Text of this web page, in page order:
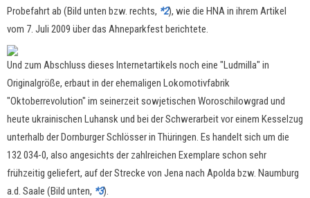
Probefahrt ab (Bild unten bzw. rechts, *2), wie die HNA in ihrem Artikel
vom 7. Juli 2009 über das Ahneparkfest berichtete.
Und zum Abschluss dieses Internetartikels noch eine "Ludmilla" in
Originalgröße, erbaut in der ehemaligen Lokomotivfabrik
"Oktoberrevolution" im seinerzeit sowjetischen Woroschilowgrad und
heute ukrainischen Luhansk und bei der Schwerarbeit vor einem Kesselzug
unterhalb der Dornburger Schlösser in Thüringen. Es handelt sich um die
132 034-0, also angesichts der zahlreichen Exemplare schon sehr
frühzeitig geliefert, auf der Strecke von Jena nach Apolda bzw. Naumburg
a.d. Saale (Bild unten, *3).